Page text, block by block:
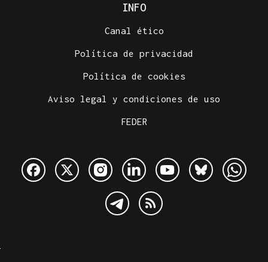
INFO
Canal ético
Política de privacidad
Política de cookies
Aviso legal y condiciones de uso
FEDER